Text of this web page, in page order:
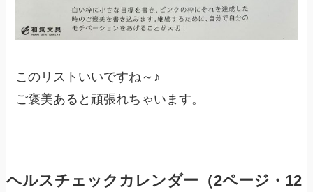
このリストいいですね～♪
ご褒美あると頑張れちゃいます。
ヘルスチェックカレンダー（2ページ・12